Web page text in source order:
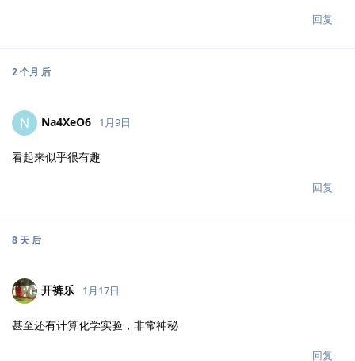
回复
2 个月 后
N Na4XeO6 1月9日
看起来似乎很有趣
回复
8 天 后
开裤乐 1月17日
甚至还有计算化学实验，非常神秘
回复